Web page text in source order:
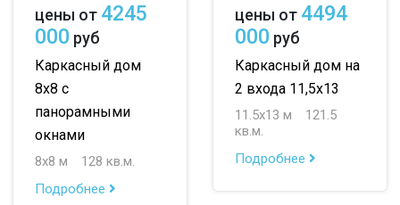
цены от 4245
000 руб
Каркасный дом
8х8 с
панорамными
окнами
8х8 м
128 кв.м.
Подробнее
цены от 4494
000 руб
Каркасный дом на
2 входа 11,5х13
11.5х13 м
121.5
кв.м.
Подробнее